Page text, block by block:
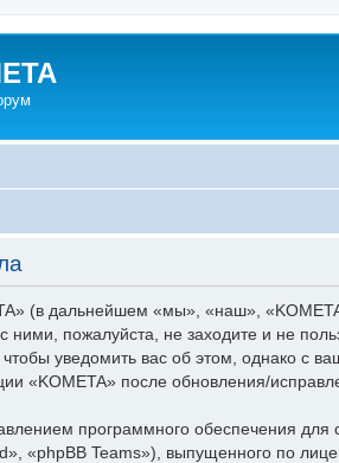
(в дальнейшем «мы», «наш»,
ними, пожалуйста, не заходите и не
уведомить вас об этом, однако с
«KOMETA» после обновления/
программного обеспечения
«phpBB Teams»), выпущенного по